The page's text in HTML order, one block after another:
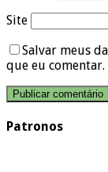
Site
Salvar meus
que eu comentar.
Patronos